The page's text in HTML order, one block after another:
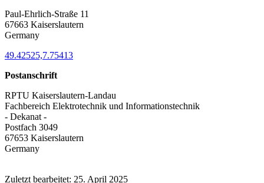
Paul-Ehrlich-Straße 11
67663 Kaiserslautern
Germany
49.42525,7.75413
Postanschrift
RPTU Kaiserslautern-Landau
Fachbereich Elektrotechnik und Informationstechnik
- Dekanat -
Postfach 3049
67653 Kaiserslautern
Germany
Zuletzt bearbeitet: 25. April 2025